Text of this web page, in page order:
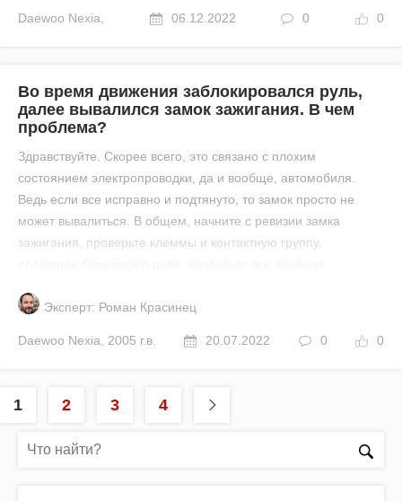
Daewoo Nexia 06.12.2022 0 0
Во время движения заблокировался руль,
далее вывалился замок зажигания. В чем
проблема?
Здравствуйте. Скорее всего, это связано с плохим
состоянием электропроводки, да и вообще, автомобиля.
Ведь если все исправно и подтянуто, то замок просто не
может вывалиться. В общем, начните с ревизии замка
зажигания, проверьте клеммы и контактную группу,
Эксперт: Роман Красинец
Daewoo Nexia 2005 г.в. 20.07.2022 0 0
1 2 3 4